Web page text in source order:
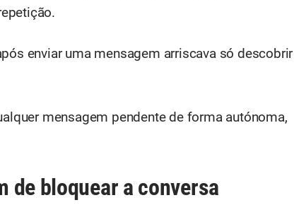
enviar uma mensagem arriscava só descobrir
mensagem pendente de forma autónoma,
de bloquear a conversa